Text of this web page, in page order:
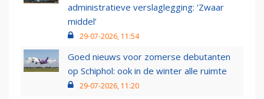
administratieve verslaglegging: ‘Zwaar
middel’
29-07-2026, 11:54
Goed nieuws voor zomerse debutanten
op Schiphol: ook in de winter alle ruimte
29-07-2026, 11:20